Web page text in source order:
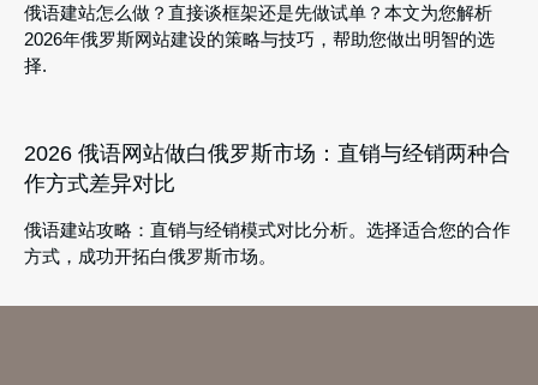
俄语建站怎么做？直接谈框架还是先做试单？本文为您解析
2026年俄罗斯网站建设的策略与技巧，帮助您做出明智的选
择.
2026 俄语网站做白俄罗斯市场：直销与经销两种合
作方式差异对比
俄语建站攻略：直销与经销模式对比分析。选择适合您的合作
方式，成功开拓白俄罗斯市场。